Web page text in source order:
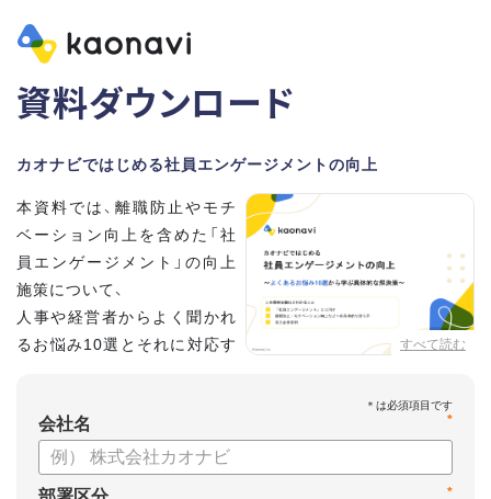
資料ダウンロード
カオナビではじめる社員エンゲージメントの向上
すべて読む
本資料では、離職防止やモチ
ベーション向上を含めた「社
員エンゲージメント」の向上
施策について、
人事や経営者からよく聞かれ
るお悩み10選とそれに対応す
特にカオナビご利用中の企業様は明日から始められる施策も
ございますので
*
会社名
*